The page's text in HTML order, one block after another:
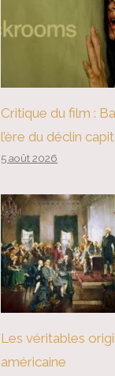
Critique du film :
l’ère du déclin
5 août 2026
Les véritables
américaine